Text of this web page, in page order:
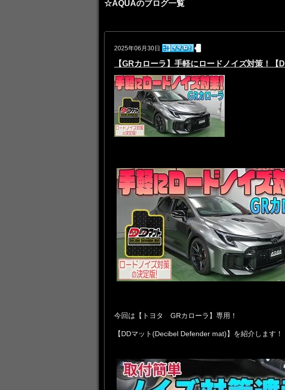
☆AQUAのブログ一覧
2025年06月30日
【GRカローラ】手軽にロードノイズ対策！【
今回は【トヨタ GRカローラ】専用！
【DDマット(Decibel Defender mat)】を紹介します！